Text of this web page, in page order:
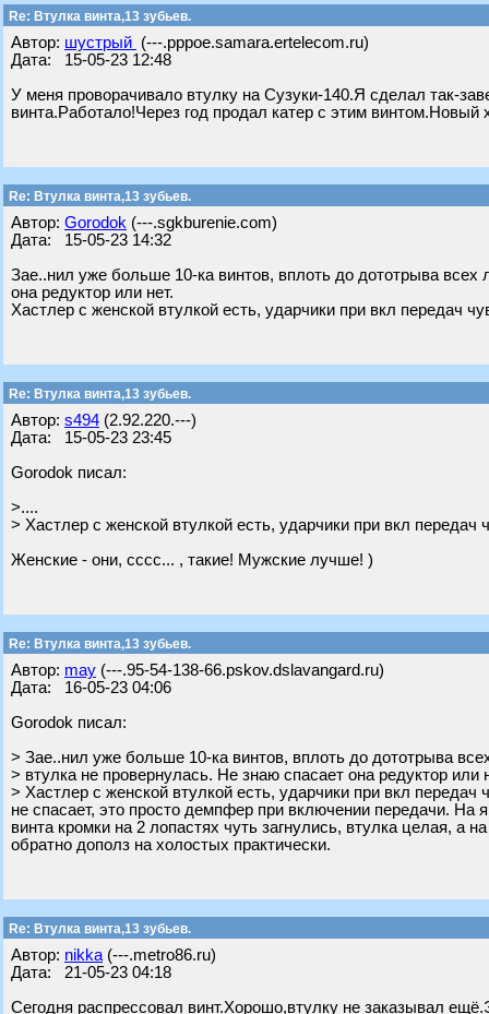
Re: Втулка винта,13 зубьев.
Автор: шустрый (---.pppoe.samara.ertelecom.ru)
Дата: 15-05-23 12:48
У меня проворачивало втулку на Сузуки-140.Я сделал так-
винта.Работало!Через год продал катер с этим винтом.Новый
Re: Втулка винта,13 зубьев.
Автор: Gorodok (---.sgkburenie.com)
Дата: 15-05-23 14:32
Зае..нил уже больше 10-ка винтов, вплоть до дототрыва всех
она редуктор или нет.
Хастлер с женской втулкой есть, ударчики при вкл передач
Re: Втулка винта,13 зубьев.
Автор: s494 (2.92.220.---)
Дата: 15-05-23 23:45
Gorodok писал:
>....
> Хастлер с женской втулкой есть, ударчики при вкл передач
Женские - они, сссс... , такие! Мужские лучше! )
Re: Втулка винта,13 зубьев.
Автор: may (---.95-54-138-66.pskov.dslavangard.ru)
Дата: 16-05-23 04:06
Gorodok писал:
> Зае..нил уже больше 10-ка винтов, вплоть до дототрыва
> втулка не провернулась. Не знаю спасает она редуктор или
> Хастлер с женской втулкой есть, ударчики при вкл передач
не спасает, это просто демпфер при включении передачи.
винта кромки на 2 лопастях чуть загнулись, втулка целая, а
обратно дополз на холостых практически.
Re: Втулка винта,13 зубьев.
Автор: nikka (---.metro86.ru)
Дата: 21-05-23 04:18
Сегодня распрессовал винт.Хорошо,втулку не заказывал